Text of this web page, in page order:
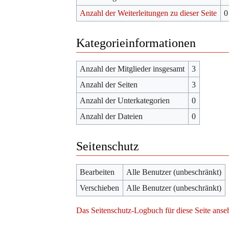
Anzahl der Weiterleitungen zu dieser Seite
0
Kategorieinformationen
Anzahl der Mitglieder insgesamt
3
Anzahl der Seiten
3
Anzahl der Unterkategorien
0
Anzahl der Dateien
0
Seitenschutz
Bearbeiten
Alle Benutzer (unbeschränkt)
Verschieben
Alle Benutzer (unbeschränkt)
Das Seitenschutz-Logbuch für diese Seite